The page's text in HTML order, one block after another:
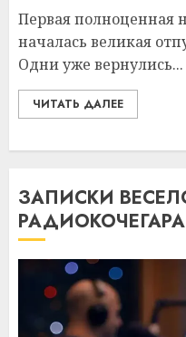
Первая полноценная
началась великая
Одни уже вернулись...
ЧИТАТЬ ДАЛЕЕ
ЗАПИСКИ
РАДИОКОЧЕГАРА